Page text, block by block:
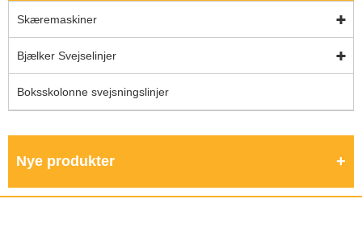
Skæremaskiner
Bjælker Svejselinjer
Boksskolonne svejsningslinjer
Nye produkter